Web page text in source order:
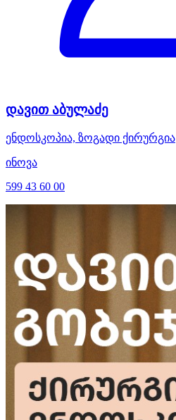
დავით აბულაძე
ენდოსკოპია, ზოგადი ქირურგია
ინოვა
599 43 60 00